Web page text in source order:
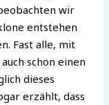
wir
entstehen
Fast alle, mit
schon einen
dieses
erzählt, dass